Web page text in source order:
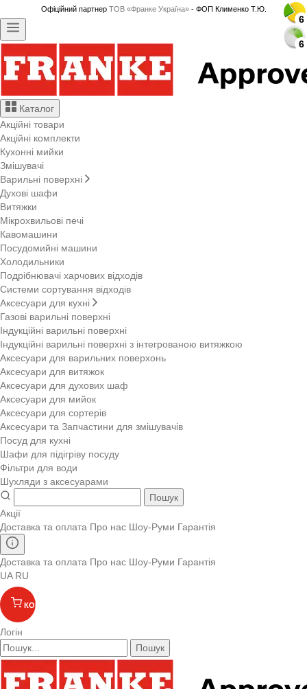
Офіційний партнер ТОВ «Франке Україна»- ФОП Клименко Т.Ю.
Каталог
Акційні товари
Акційні комплекти
Кухонні мийки
Змішувачі
Варильні поверхні
Духові шафи
Витяжки
Мікрохвильові печі
Кавомашини
Посудомийні машини
Холодильники
Подрібнювачі харчових відходів
Системи сортування відходів
Аксесуари для кухні
Газові варильні поверхні
Індукційні варильні поверхні
Індукційні варильні поверхні з інтегрованою витяжкою
Аксесуари для варильних поверхонь
Аксесуари для витяжок
Аксесуари для духових шаф
Аксесуари для мийок
Аксесуари для сортерів
Аксесуари та Запчастини для змішувачів
Посуд для кухні
Шафи для підігріву посуду
Фільтри для води
Шухляди з аксесуарами
Пошук
Акції
Доставка та оплата Про нас Шоу-Руми Гарантія
Доставка та оплата Про нас Шоу-Руми Гарантія
UA RU
КОШИК
Логін
Пошук
6
6
6
6
6
6
6
6
6
6
6
6
6
6
6
6
6
6
6
6
6
6
6
6
6
6
6
6